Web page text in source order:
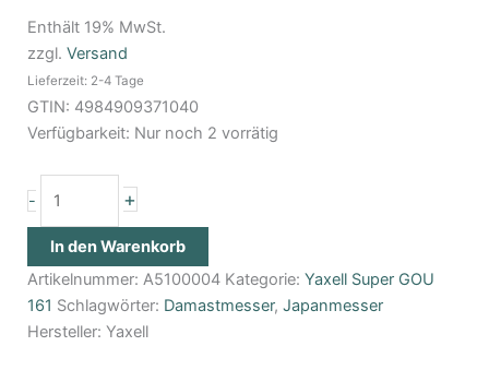
Enthält 19% MwSt.
zzgl. Versand
Lieferzeit: 2-4 Tage
GTIN: 4984909371040
Verfügbarkeit: Nur noch 2 vorrätig
- +
In den Warenkorb
Artikelnummer: A5100004 Kategorie: Yaxell Super GOU
161 Schlagwörter: Damastmesser, Japanmesser
Hersteller: Yaxell